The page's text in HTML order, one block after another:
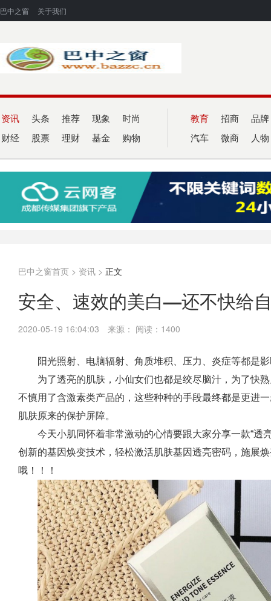
巴中之窗 关于我们
资讯 头条 推荐 现象 时尚
财经 股票 理财 基金 购物
教育 招商 品牌
汽车 微商 人物
巴中之窗首页 > 资讯 > 正文
安全、速效的美白—还不快给
2020-05-19 16:04:03 来源： 阅读：1400
阳光照射、电脑辐射、角质堆积、压力、炎症等都是
为了透亮的肌肤，小仙女们也都是绞尽脑汁，为了快
不慎用了含激素类产品的，这些种种的手段最终都是更进
肌肤原来的保护屏障。
今天小肌同怀着非常激动的心情要跟大家分享一款“
创新的基因焕变技术，轻松激活肌肤基因透亮密码，施展
哦！！！